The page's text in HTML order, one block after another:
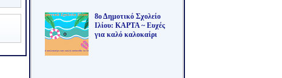
8ο Δημοτικό Σχολείο
Ιλίου: ΚΑΡΤΑ ~ Ευχές
για καλό καλοκαίρι